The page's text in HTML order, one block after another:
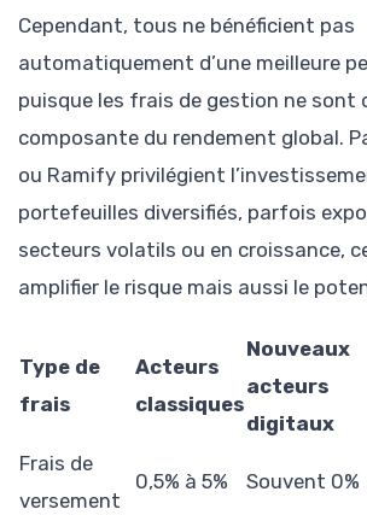
Cependant, tous ne bénéficient pas
automatiquement d’une meilleure
puisque les frais de gestion ne sont
composante du rendement global.
ou Ramify privilégient
portefeuilles diversifiés, parfois
secteurs volatils ou en croissance,
amplifier le risque mais aussi le
Type de
frais
Acteurs
classiques
Nouveaux
acteurs
digitaux
Frais de
versement
0,5% à 5% Souvent 0%